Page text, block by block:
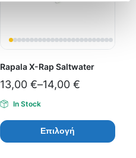
Rapala X-Rap Saltwater
13,00 €–14,00 €
In Stock
Επιλογή